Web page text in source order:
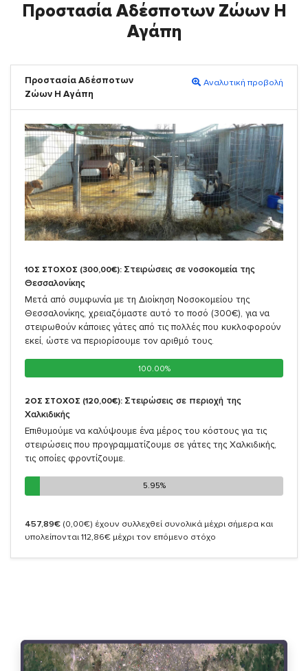
Προστασία Αδέσποτων Ζώων Η
Αγάπη
Προστασία Αδέσποτων
Ζώων Η Αγάπη
Αναλυτική προβολή
1ΟΣ ΣΤΟΧΟΣ (300,00€): Στειρώσεις σε νοσοκομεία της
Θεσσαλονίκης
Μετά από συμφωνία με τη Διοίκηση Νοσοκομείου της
Θεσσαλονίκης, χρειαζόμαστε αυτό το ποσό (300€), για να
στειρωθούν κάποιες γάτες από τις πολλές που κυκλοφορούν
εκεί, ώστε να περιορίσουμε τον αριθμό τους.
100.00%
100.00%
2ΟΣ ΣΤΟΧΟΣ (120,00€): Στειρώσεις σε περιοχή της
Χαλκιδικής
Επιθυμούμε να καλύψουμε ένα μέρος του κόστους για τις
στειρώσεις που προγραμματίζουμε σε γάτες της Χαλκιδικής,
τις οποίες φροντίζουμε.
5.95%
5.95%
457,89€ (0,00€) έχουν συλλεχθεί συνολικά μέχρι σήμερα και
υπολείπονται 112,86€ μέχρι τον επόμενο στόχο